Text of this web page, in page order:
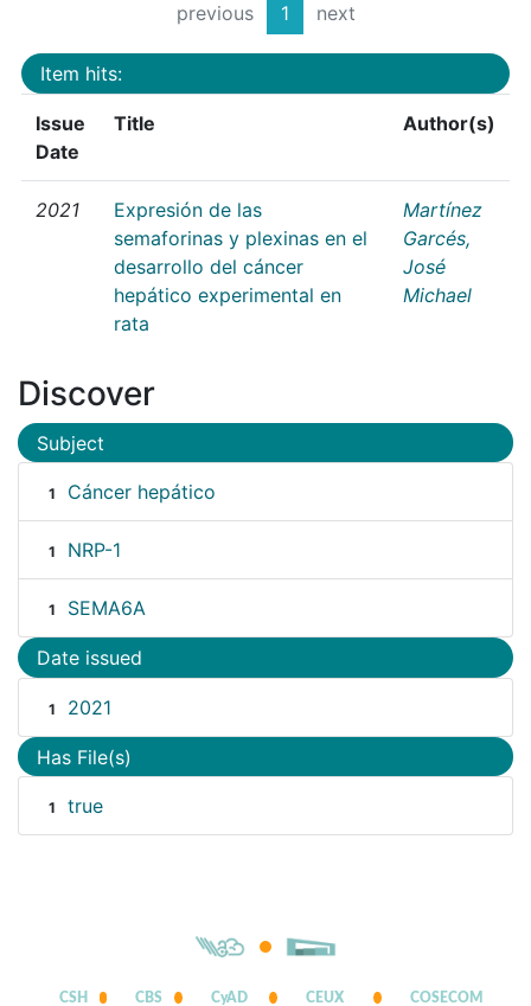
previous 1 next
Item hits:
Issue
Date
Title Author(s)
2021
Expresión de las
semaforinas y plexinas en el
desarrollo del cáncer
hepático experimental en
rata
Martínez
Garcés,
José
Michael
Discover
Subject
1 Cáncer hepático
1 NRP-1
1 SEMA6A
Date issued
1 2021
Has File(s)
1 true
CSH CBS CyAD CEUX COSECOM